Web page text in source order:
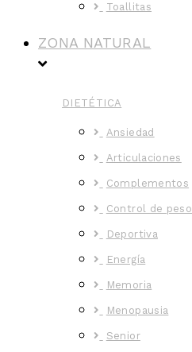
Toallitas
ZONA NATURAL
DIETÉTICA
Ansiedad
Articulaciones
Complementos
Control de peso
Deportiva
Energía
Memoria
Menopausia
Senior